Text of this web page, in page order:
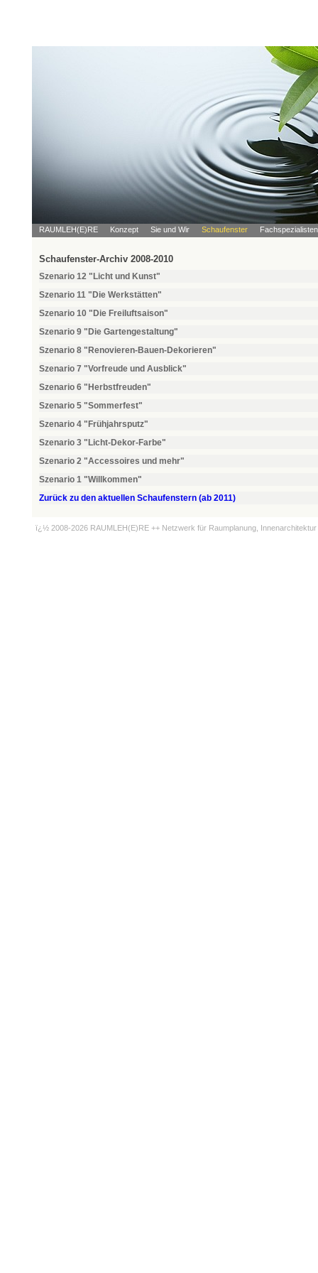
RAUMLEH(E)RE Konzept Sie und Wir Schaufenster Fachspezialisten
Schaufenster-Archiv 2008-2010
Szenario 12 "Licht und Kunst"
Szenario 11 "Die Werkstätten"
Szenario 10 "Die Freiluftsaison"
Szenario 9 "Die Gartengestaltung"
Szenario 8 "Renovieren-Bauen-Dekorieren"
Szenario 7 "Vorfreude und Ausblick"
Szenario 6 "Herbstfreuden"
Szenario 5 "Sommerfest"
Szenario 4 "Frühjahrsputz"
Szenario 3 "Licht-Dekor-Farbe"
Szenario 2 "Accessoires und mehr"
Szenario 1 "Willkommen"
Zurück zu den aktuellen Schaufenstern (ab 2011)
ï¿½ 2008-2026 RAUMLEH(E)RE ++ Netzwerk für Raumplanung,